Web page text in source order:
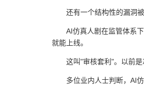
还有一个结构性的漏洞被
AI仿真人剧在监管体系
就能上线。
这叫"审核套利"。以前是
多位业内人士判断，AI